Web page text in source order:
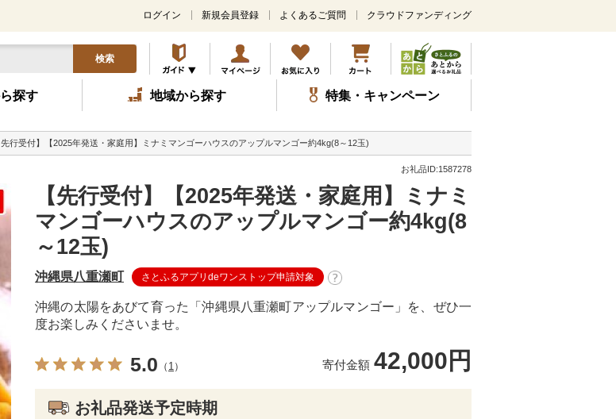
メ
ン
コ
ン
テ
ツ
に
ッ
プ
ログイン 新規会員登録 よくあるご質問 クラウドファンディング
検索
探す 地域から探す 特集・キャンペーン
先行受付】【2025年発送・家庭用】ミナミマンゴーハウスのアップルマンゴー約4kg(8～12玉)
お礼品ID:1587278
【先行受付】【2025年発送・家庭用】ミナミ
マンゴーハウスのアップルマンゴー約4kg(8
～12玉)
沖縄県八重瀬町 さとふるアプリdeワンストップ申請対象
沖縄の太陽をあびて育った「沖縄県八重瀬町アップルマンゴー」を、ぜひ一
度お楽しみくださいませ。
5.0 （ 1） 寄付金額 42,000円
お礼品発送予定時期